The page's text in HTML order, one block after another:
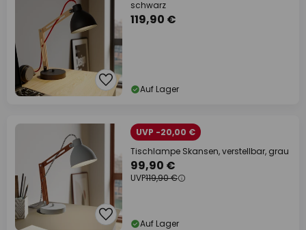
schwarz
119,90 €
Auf Lager
UVP -20,00 €
Tischlampe Skansen, verstellbar, grau
99,90 €
UVP119,90 €
Auf Lager